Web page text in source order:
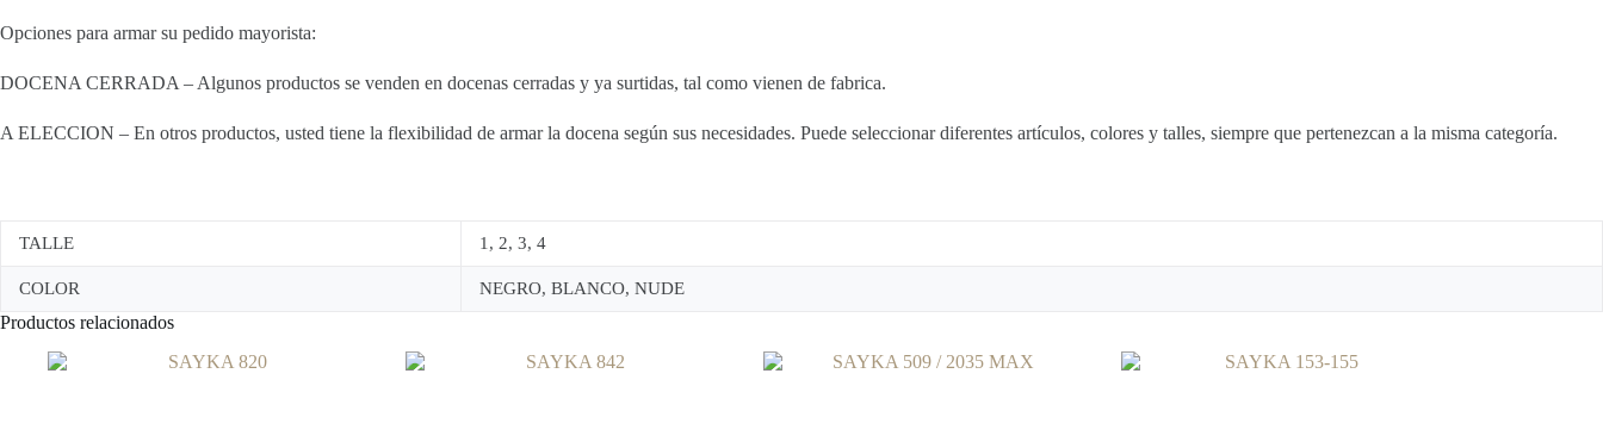
Opciones para armar su pedido mayorista:
DOCENA CERRADA – Algunos productos se venden en docenas cerradas y ya surtidas, tal como vienen de fabrica.
A ELECCION – En otros productos, usted tiene la flexibilidad de armar la docena según sus necesidades. Puede seleccionar diferentes artículos, colores y talles, siempre que pertenezcan a la misma categoría.
TALLE 1, 2, 3, 4
COLOR NEGRO, BLANCO, NUDE
Productos relacionados